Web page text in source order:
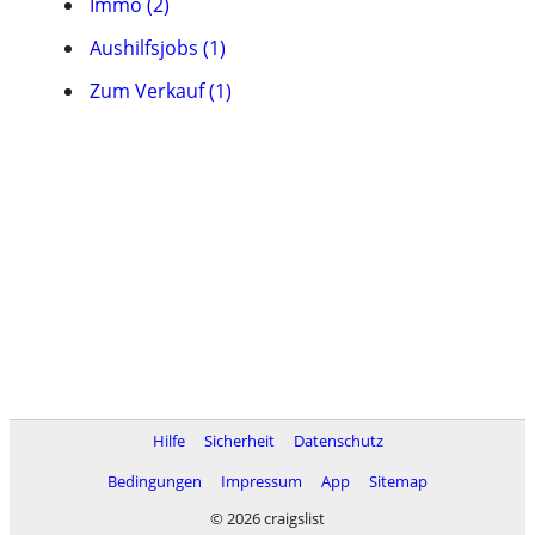
Aushilfsjobs (1)
Zum Verkauf (1)
Hilfe Sicherheit
Datenschutz
Bedingungen
Impressum App
Sitemap
© 2026 craigslist